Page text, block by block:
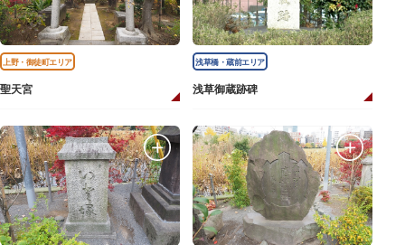
上野・御徒町エリア
聖天宮
浅草橋・蔵前エリア
浅草御蔵跡碑